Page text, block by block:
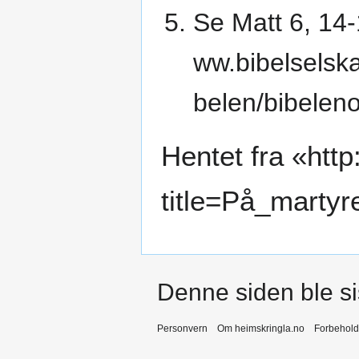
Se Matt 6,
Hentet fra «
Denne siden ble
Personvern Om heimskringla.no Forbehold